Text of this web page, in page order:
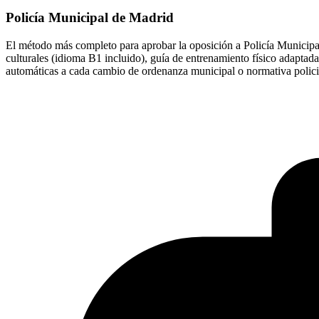
Policía Municipal de Madrid
El método más completo para aprobar la oposición a Policía
culturales (idioma B1 incluido), guía de entrenamiento físico
automáticas a cada cambio de ordenanza municipal o normativa